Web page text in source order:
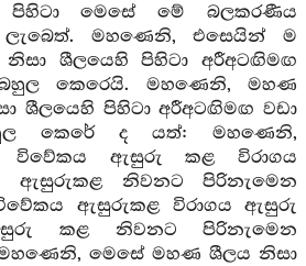
මෙසේ මේ බලකරණීය
ලැබෙත්. මහණෙනි, එසෙයින් ම
ශීලයෙහි පිහිටා අරීඅටඟිමඟ
කෙරෙයි. මහණෙනි, මහණ
ශීලයෙහි පිහිටා අරීඅටඟිමඟ වඩා
කෙරේ ද යත්: මහණෙනි,
විවේකය ඇසුරු කළ විරාගය
ඇසුරුකළ නිවනට පිරිනැමෙන
ඇසුරුකළ විරාගය ඇසුරු
කළ නිවනට පිරිනැමෙන
මහණෙනි, මෙසේ මහණ ශීලය නිසා